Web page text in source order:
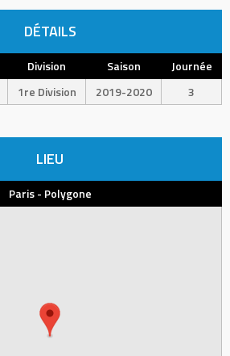
DÉTAILS
Division Saison
Journée
1re Division 2019-2020 3
LIEU
Paris - Polygone